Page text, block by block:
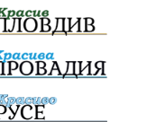
на гордостта“